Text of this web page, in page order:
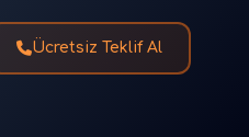
Ücretsiz Teklif Al